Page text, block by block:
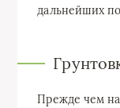
дальнейших
Прежде чем